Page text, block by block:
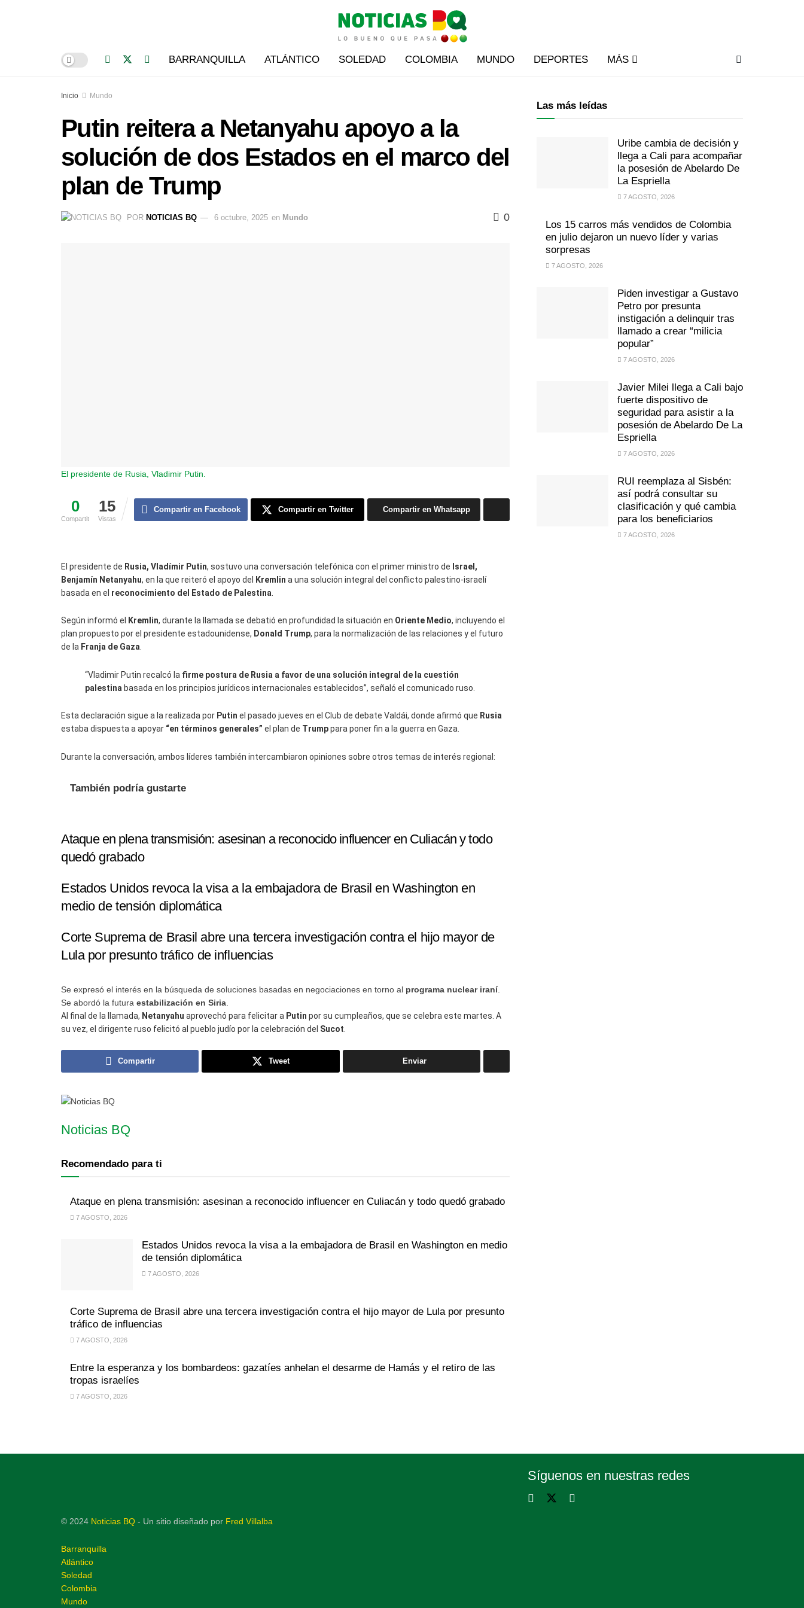
BARRANQUILLA ATLÁNTICO SOLEDAD COLOMBIA MUNDO DEPORTES MÁS
Inicio Mundo
Putin reitera a Netanyahu apoyo a la
solución de dos Estados en el marco del
plan de Trump
POR NOTICIAS BQ 6 octubre, 2025 en Mundo 0
El presidente de Rusia, Vladimir Putin.
0
Compartit
15
Vistas
Compartir en Facebook Compartir en Twitter Compartir en Whatsapp
El presidente de Rusia, Vladímir Putin, sostuvo una conversación telefónica con el primer ministro de Israel,
Benjamín Netanyahu, en la que reiteró el apoyo del Kremlin a una solución integral del conflicto palestino-israelí
basada en el reconocimiento del Estado de Palestina
Según informó el Kremlin, durante la llamada se debatió en profundidad la situación en Oriente Medio, incluyendo el
plan propuesto por el presidente estadounidense, Donald Trump, para la normalización de las relaciones y el futuro
de la Franja de Gaza.
“Vladimir Putin recalcó la firme postura de Rusia a favor de una solución integral de la cuestión
palestina basada en los principios jurídicos internacionales establecidos”, señaló el comunicado ruso.
Esta declaración sigue a la realizada por Putin el pasado jueves en el Club de debate Valdái, donde afirmó que Rusia
estaba dispuesta a apoyar “en términos generales” el plan de Trumppara poner fin a la guerra en Gaza.
Durante la conversación, ambos líderes también intercambiaron opiniones sobre otros temas de interés regional:
También podría gustarte
Ataque en plena transmisión: asesinan a reconocido influencer en Culiacán y todo
quedó grabado
Estados Unidos revoca la visa a la embajadora de Brasil en Washington en
medio de tensión diplomática
Corte Suprema de Brasil abre una tercera investigación contra el hijo mayor de
Lula por presunto tráfico de influencias
Se expresó el interés en la búsqueda de soluciones basadas en negociaciones en torno al programa nuclear iraní.
Se abordó la futura estabilización en Siria
Al final de la llamada, Netanyahu aprovechó para felicitar a Putin por su cumpleaños, que se celebra este martes. A
su vez, el dirigente ruso felicitó al pueblo judío por la celebración del Sucot
Compartir Tweet Enviar
Noticias BQ
Recomendado para ti
Ataque en plena transmisión: asesinan a reconocido influencer en Culiacán y todo quedó grabado
7 AGOSTO, 2026
Estados Unidos revoca la visa a la embajadora de Brasil en Washington en medio
de tensión diplomática
7 AGOSTO, 2026
Corte Suprema de Brasil abre una tercera investigación contra el hijo mayor de Lula por presunto
tráfico de influencias
7 AGOSTO, 2026
Entre la esperanza y los bombardeos: gazatíes anhelan el desarme de Hamás y el retiro de las
tropas israelíes
7 AGOSTO, 2026
Las más leídas
Uribe cambia de decisión y
llega a Cali para acompañar
la posesión de Abelardo De
La Espriella
7 AGOSTO, 2026
Los 15 carros más vendidos de Colombia
en julio dejaron un nuevo líder y varias
sorpresas
7 AGOSTO, 2026
Piden investigar a Gustavo
Petro por presunta
instigación a delinquir tras
llamado a crear “milicia
popular”
7 AGOSTO, 2026
Javier Milei llega a Cali bajo
fuerte dispositivo de
seguridad para asistir a la
posesión de Abelardo De La
Espriella
7 AGOSTO, 2026
RUI reemplaza al Sisbén:
así podrá consultar su
clasificación y qué cambia
para los beneficiarios
7 AGOSTO, 2026
Síguenos en nuestras redes
© 2024 Noticias BQ - Un sitio diseñado por Fred Villalba
Barranquilla
Atlántico
Soledad
Colombia
Mundo